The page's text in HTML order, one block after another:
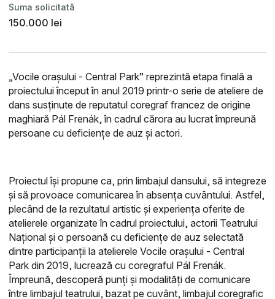
Suma solicitată
150.000 lei
„Vocile oraşului - Central Park” reprezintă etapa finală a
proiectului început în anul 2019 printr-o serie de ateliere de
dans susţinute de reputatul coregraf francez de origine
maghiară Pál Frenák, în cadrul cărora au lucrat împreună
persoane cu deficiențe de auz și actori.
Proiectul îşi propune ca, prin limbajul dansului, să integreze
şi să provoace comunicarea în absența cuvântului. Astfel,
plecând de la rezultatul artistic și experienţa oferite de
atelierele organizate în cadrul proiectului, actorii Teatrului
Național și o persoană cu deficiențe de auz selectată
dintre participanţii la atelierele Vocile oraşului - Central
Park din 2019, lucrează cu coregraful Pál Frenák.
Împreună, descoperă punți și modalități de comunicare
între limbajul teatrului, bazat pe cuvânt, limbajul coregrafic